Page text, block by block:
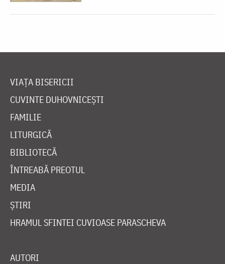
VIAȚA BISERICII
CUVINTE DUHOVNICEȘTI
FAMILIE
LITURGICĂ
BIBLIOTECĂ
ÎNTREABĂ PREOTUL
MEDIA
ȘTIRI
HRAMUL SFINTEI CUVIOASE PARASCHEVA
AUTORI